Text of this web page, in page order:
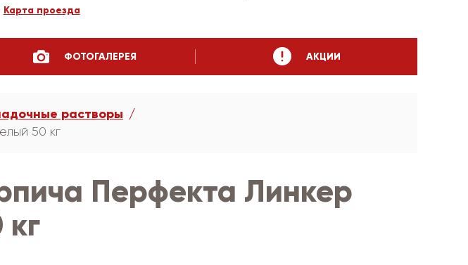
Карта проезда
ФОТОГАЛЕРЕЯ АКЦИИ
растворы
50 кг
Перфекта Линкер